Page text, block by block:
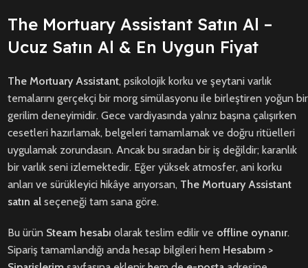
The Mortuary Assistant Satın Al –
Ucuz Satın Al & En Uygun Fiyat
The Mortuary Assistant, psikolojik korku ve şeytani varlık
temalarını gerçekçi bir morg simülasyonu ile birleştiren yoğun bir
gerilim deneyimidir. Gece vardiyasında yalnız başına çalışırken
cesetleri hazırlamak, belgeleri tamamlamak ve doğru ritüelleri
uygulamak zorundasın. Ancak bu sıradan bir iş değildir; karanlık
bir varlık seni izlemektedir. Eğer yüksek atmosfer, ani korku
anları ve sürükleyici hikâye arıyorsan, The Mortuary Assistant
satın al seçeneği tam sana göre.
Bu ürün Steam hesabı olarak teslim edilir ve offline oynanır.
Sipariş tamamlandığı anda hesap bilgileri hem Hesabım >